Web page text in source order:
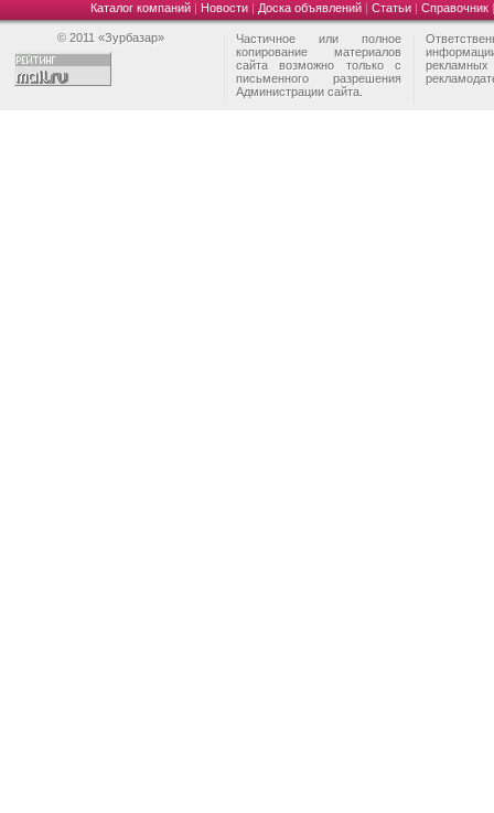
Каталог компаний| Новости| Доска объявлений| Статьи| Справочник
© 2011 «Зурбазар»
Частичное или полное
копирование материалов
сайта возможно только с
письменного разрешения
Администрации сайта.